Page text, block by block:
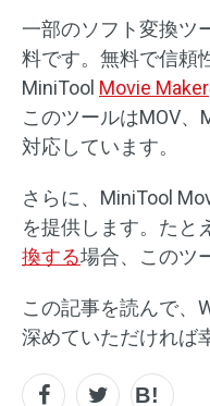
一部のソフト変換ツ
料です。無料で信頼
MiniTool Movie Maker
このツールはMOV、
対応しています。
さらに、MiniTool
を提供します。たと
換する場合、このツ
この記事を読んで、
深めていただければ